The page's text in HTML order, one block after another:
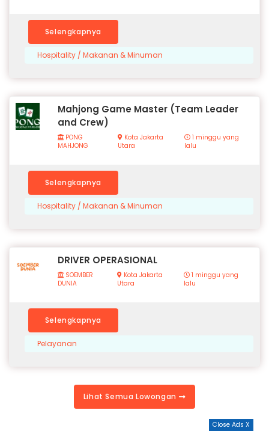
Selengkapnya
Hospitality / Makanan & Minuman
Mahjong Game Master (Team Leader
and Crew)
PONG
MAHJONG
Kota Jakarta
Utara
1 minggu yang
lalu
Selengkapnya
Hospitality / Makanan & Minuman
DRIVER OPERASIONAL
SOEMBER
DUNIA
Kota Jakarta
Utara
1 minggu yang
lalu
Selengkapnya
Pelayanan
Lihat Semua Lowongan
Close Ads X